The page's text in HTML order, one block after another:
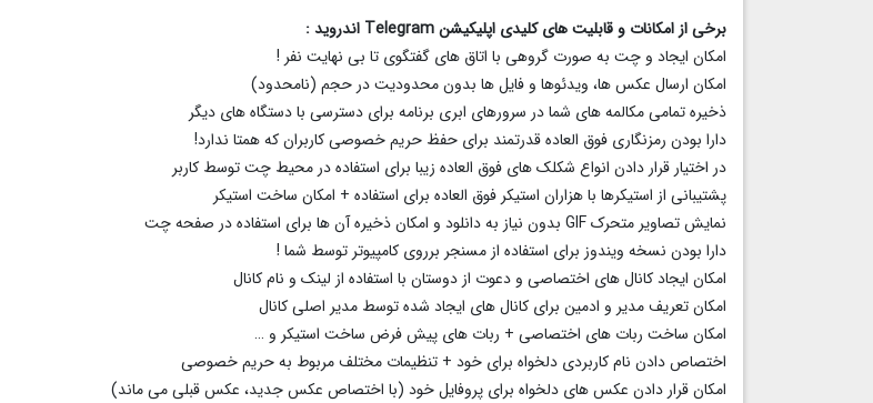
برخی از امکانات و قابلیت های کلیدی اپلیکیشن Telegram اندروید :
امکان ایجاد و چت به صورت گروهی با اتاق های گفتگوی تا بی نهایت نفر !
امکان ارسال عکس ها، ویدئوها و فایل ها بدون محدودیت در حجم (نامحدود)
ذخیره تمامی مکالمه های شما در سرورهای ابری برنامه برای دسترسی با دستگاه های دیگر
دارا بودن رمزنگاری فوق العاده قدرتمند برای حفظ حریم خصوصی کاربران که همتا ندارد!
در اختیار قرار دادن انواع شکلک های فوق العاده زیبا برای استفاده در محیط چت توسط کاربر
پشتیبانی از استیکرها با هزاران استیکر فوق العاده برای استفاده + امکان ساخت استیکر
نمایش تصاویر متحرک GIF بدون نیاز به دانلود و امکان ذخیره آن ها برای استفاده در صفحه چت
دارا بودن نسخه ویندوز برای استفاده از مسنجر برروی کامپیوتر توسط شما !
امکان ایجاد کانال های اختصاصی و دعوت از دوستان با استفاده از لینک و نام کانال
امکان تعریف مدیر و ادمین برای کانال های ایجاد شده توسط مدیر اصلی کانال
امکان ساخت ربات های اختصاصی + ربات های پیش فرض ساخت استیکر و …
اختصاص دادن نام کاربردی دلخواه برای خود + تنظیمات مختلف مربوط به حریم خصوصی
امکان قرار دادن عکس های دلخواه برای پروفایل خود (با اختصاص عکس جدید، عکس قبلی می ماند)